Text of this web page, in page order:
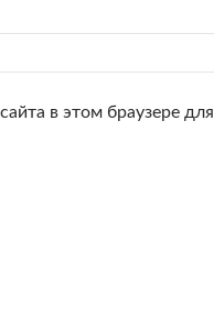
в этом браузере для